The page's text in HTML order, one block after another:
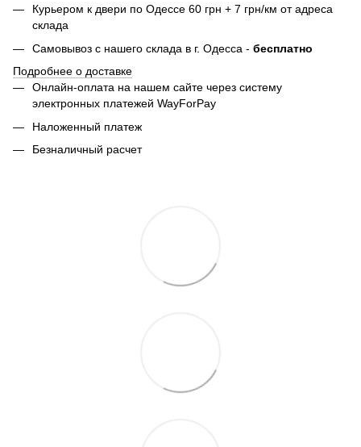
Курьером к двери по Одессе 60 грн + 7 грн/км от адреса
склада
Самовывоз с нашего склада в г. Одесса - бесплатно
Подробнее о доставке
Онлайн-оплата на нашем сайте через систему
электронных платежей WayForPay
Наложенный платеж
Безналичный расчет